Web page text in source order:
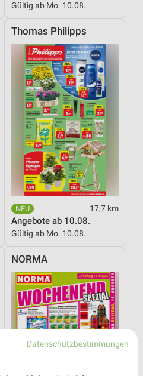
Gültig ab Mo. 10.08.
Thomas Philipps
17,7 km
Angebote ab 10.08.
Gültig ab Mo. 10.08.
NORMA
Datenschutzbestimmungen